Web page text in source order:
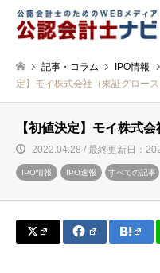
記事・コラム IPO情報
定】モイ株式会社（東証グロース
【初値決定】モイ株式会
2022.04.28 / 最終更新日：
IPO情報 IPO速報 すべての記事